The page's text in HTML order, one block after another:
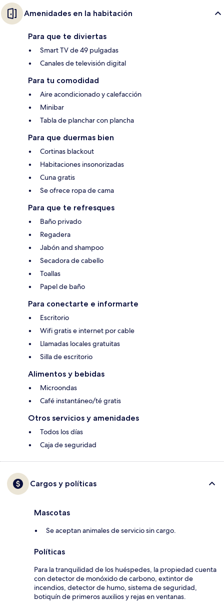
Amenidades en la habitación
Para que te diviertas
Smart TV de 49 pulgadas
Canales de televisión digital
Para tu comodidad
Aire acondicionado y calefacción
Minibar
Tabla de planchar con plancha
Para que duermas bien
Cortinas blackout
Habitaciones insonorizadas
Cuna gratis
Se ofrece ropa de cama
Para que te refresques
Baño privado
Regadera
Jabón and shampoo
Secadora de cabello
Toallas
Papel de baño
Para conectarte e informarte
Escritorio
Wifi gratis e internet por cable
Llamadas locales gratuitas
Silla de escritorio
Alimentos y bebidas
Microondas
Café instantáneo/té gratis
Otros servicios y amenidades
Todos los días
Caja de seguridad
Cargos y políticas
Mascotas
Se aceptan animales de servicio sin cargo.
Políticas
Para la tranquilidad de los huéspedes, la propiedad cuenta
con detector de monóxido de carbono, extintor de
incendios, detector de humo, sistema de seguridad,
botiquín de primeros auxilios y rejas en ventanas.